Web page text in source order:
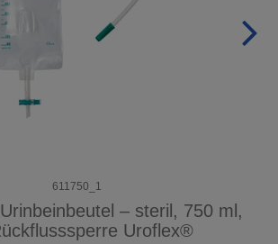
611750_1
– steril, 750 ml,
Uroflex®